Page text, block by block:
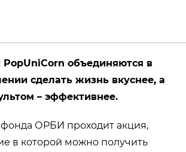
объединяются в
сделать жизнь вкуснее, а
– эффективнее.
ОРБИ проходит акция,
в которой можно получить